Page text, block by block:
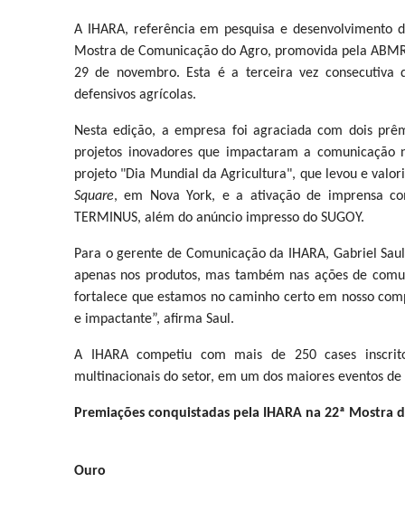
A IHARA, referência em pesquisa e desenvolvimento
Mostra de Comunicação do Agro, promovida pela
29 de novembro. Esta é a terceira vez
defensivos agrícolas.
Nesta edição, a empresa foi agraciada com dois
projetos inovadores que impactaram a
projeto "Dia Mundial da Agricultura", que levou e
Square, em Nova York, e a ativação de imprensa
TERMINUS, além do anúncio impresso do SUGOY.
Para o gerente de Comunicação da IHARA, Gabriel
apenas nos produtos, mas também nas ações de
fortalece que estamos no caminho certo em nosso
e impactante”, afirma Saul.
A IHARA competiu com mais de 250 cases
multinacionais do setor, em um dos maiores eventos
Premiações conquistadas pela IHARA na 22ª Mostra
Ouro